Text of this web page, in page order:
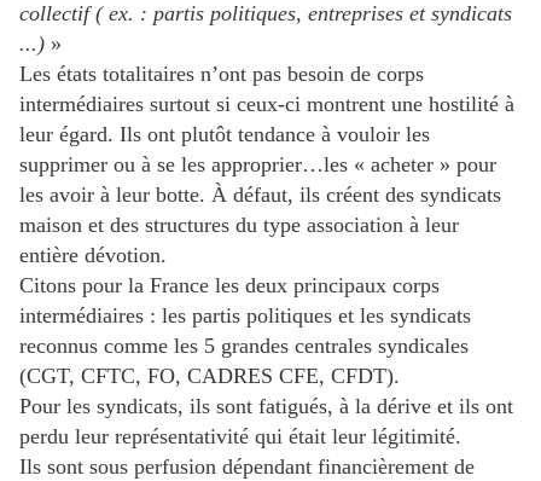
collectif ( ex. : partis politiques, entreprises et syndicats
...) »
Les états totalitaires n’ont pas besoin de corps
intermédiaires surtout si ceux-ci montrent une hostilité à
leur égard. Ils ont plutôt tendance à vouloir les
supprimer ou à se les approprier…les « acheter » pour
les avoir à leur botte. À défaut, ils créent des syndicats
maison et des structures du type association à leur
entière dévotion.
Citons pour la France les deux principaux corps
intermédiaires : les partis politiques et les syndicats
reconnus comme les 5 grandes centrales syndicales
(CGT, CFTC, FO, CADRES CFE, CFDT).
Pour les syndicats, ils sont fatigués, à la dérive et ils ont
perdu leur représentativité qui était leur légitimité.
Ils sont sous perfusion dépendant financièrement de